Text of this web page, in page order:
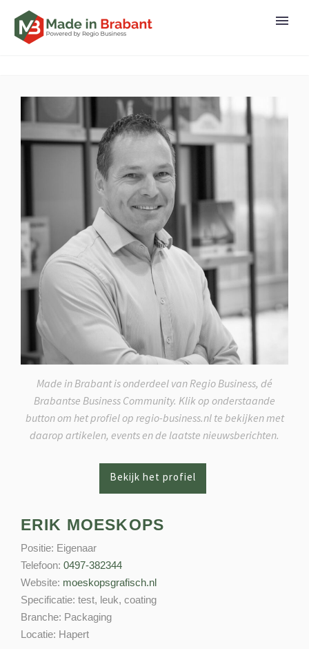
Made in Brabant is onderdeel van Regio Business, dé
Brabantse Business Community. Klik op onderstaande
button om het profiel op regio-business.nl te bekijken met
daarop artikelen, events en de laatste nieuwsberichten.
ERIK MOESKOPS
Positie: Eigenaar
Telefoon: 0497-382344
Website: moeskopsgrafisch.nl
Specificatie: test, leuk, coating
Branche: Packaging
Locatie: Hapert